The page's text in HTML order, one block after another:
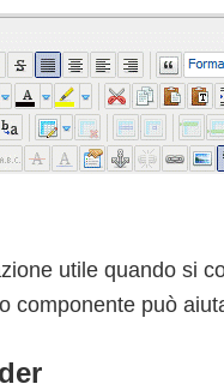
utile quando si
componente può